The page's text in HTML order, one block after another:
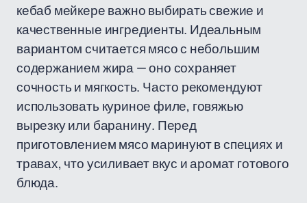
кебаб мейкере важно выбирать свежие и
качественные ингредиенты. Идеальным
вариантом считается мясо с небольшим
содержанием жира — оно сохраняет
сочность и мягкость. Часто рекомендуют
использовать куриное филе, говяжью
вырезку или баранину. Перед
приготовлением мясо маринуют в специях и
травах, что усиливает вкус и аромат готового
блюда.